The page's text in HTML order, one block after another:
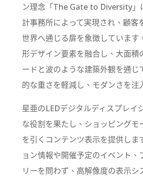
ン理念「The Gate to Diversity」
計事務所によって実現され、顧客
世界へ通じる扉を象徴しています
形デザイン要素を融合し、大面積
ードと波のような建築外観を通じ
的な重さを軽減し、モダンさを注
星亜のLEDデジタルディスプレイ
な役割を果たし、ショッピングモ
を引くコンテンツ表示を提供しま
ョン情報や開催予定のイベント、
リーを問わず、高解像度の表示シ